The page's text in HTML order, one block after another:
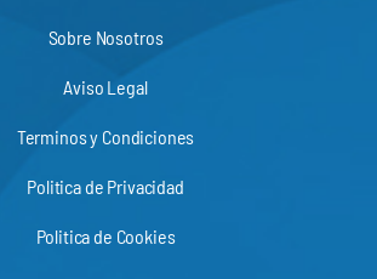
Sobre Nosotros
Aviso Legal
Terminos y Condiciones
Politica de Privacidad
Politica de Cookies